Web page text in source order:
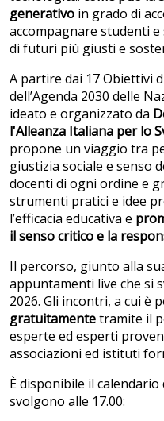
generativo in grado di
accompagnare studenti
di futuri più giusti e
A partire dai 17 Obiettivi
dell’Agenda 2030 delle
ideato e organizzato da
l'Alleanza Italiana per lo
propone un viaggio tra
giustizia sociale e senso
docenti di ogni ordine e
strumenti pratici e idee
l’efficacia educativa e
il senso critico e la
Il percorso, giunto alla
appuntamenti live che si
2026. Gli incontri, a cui è
gratuitamentetramite il
esperte ed esperti
associazioni ed istituti
È disponibile il
svolgono alle 17.00: